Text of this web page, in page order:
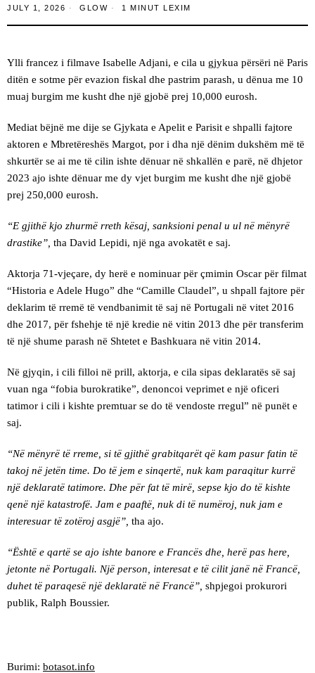
JULY 1, 2026 GLOW 1 MINUT LEXIM
Ylli francez i filmave Isabelle Adjani, e cila u gjykua përsëri në Paris
ditën e sotme për evazion fiskal dhe pastrim parash, u dënua me 10
muaj burgim me kusht dhe një gjobë prej 10,000 eurosh.
Mediat bëjnë me dije se Gjykata e Apelit e Parisit e shpalli fajtore
aktoren e Mbretëreshës Margot, por i dha një dënim dukshëm më të
shkurtër se ai me të cilin ishte dënuar në shkallën e parë, në dhjetor
2023 ajo ishte dënuar me dy vjet burgim me kusht dhe një gjobë
prej 250,000 eurosh.
“E gjithë kjo zhurmë rreth kësaj, sanksioni penal u ul në mënyrë
drastike”, tha David Lepidi, një nga avokatët e saj.
Aktorja 71-vjeçare, dy herë e nominuar për çmimin Oscar për filmat
“Historia e Adele Hugo” dhe “Camille Claudel”, u shpall fajtore për
deklarim të rremë të vendbanimit të saj në Portugali në vitet 2016
dhe 2017, për fshehje të një kredie në vitin 2013 dhe për transferim
të një shume parash në Shtetet e Bashkuara në vitin 2014.
Në gjyqin, i cili filloi në prill, aktorja, e cila sipas deklaratës së saj
vuan nga “fobia burokratike”, denoncoi veprimet e një oficeri
tatimor i cili i kishte premtuar se do të vendoste rregul” në punët e
saj.
“Në mënyrë të rreme, si të gjithë grabitqarët që kam pasur fatin të
takoj në jetën time. Do të jem e sinqertë, nuk kam paraqitur kurrë
një deklaratë tatimore. Dhe për fat të mirë, sepse kjo do të kishte
qenë një katastrofë. Jam e paaftë, nuk di të numëroj, nuk jam e
interesuar të zotëroj asgjë”, tha ajo.
“Është e qartë se ajo ishte banore e Francës dhe, herë pas here,
jetonte në Portugali. Një person, interesat e të cilit janë në Francë,
duhet të paraqesë një deklaratë në Francë”, shpjegoi prokurori
publik, Ralph Boussier.
Burimi: botasot.info